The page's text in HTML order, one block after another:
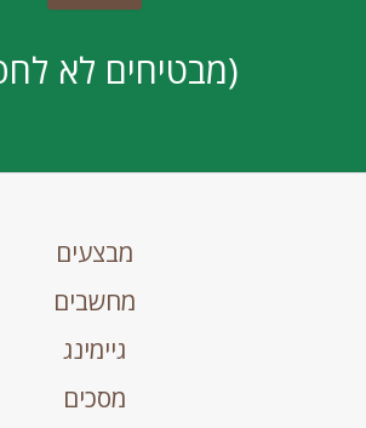
(מבטיחים לא
מבצעים
מחשבים
גיימינג
מסכים